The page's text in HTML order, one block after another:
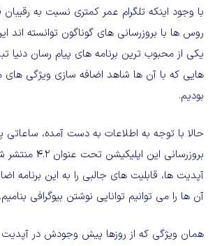
با وجود اینکه تلگرام عمر کمتری نسبت به
روس ها با بروزرسانی های گوناگون توانسته اند
یکی از محبوب ترین برنامه های پیام رسان دنیا
هایی که با آن ها شاهد اضافه سازی ویژگی های
بودیم.
حالا با توجه به اطلاعات به دست آمده،
بروزرسانی این
آپدیت ها، قابلیت های جالبی را به این برنامه
آن ها را می توانیم توانایی نوشتن بیوگرافی بنامیم.
همان ویژگی که از روزها پیش وجودش در آپدیت